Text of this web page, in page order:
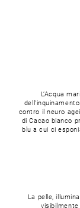
L’Acqua
contro il neuro
di Cacao bianco
blu a cui ci
La pelle,